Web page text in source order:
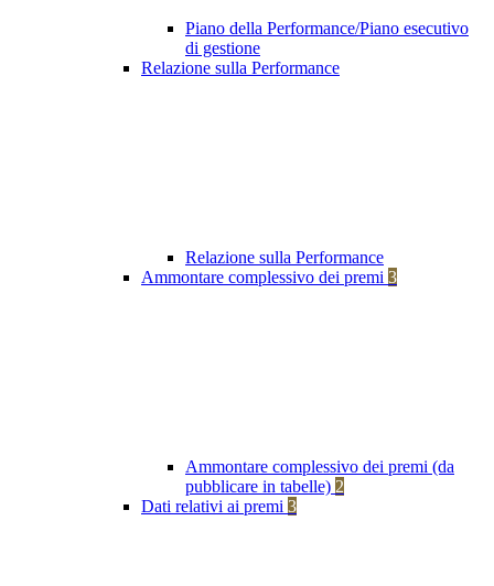
Piano della Performance/Piano esecutivo
di gestione
Relazione sulla Performance
Relazione sulla Performance
Ammontare complessivo dei premi 3
Ammontare complessivo dei premi (da
pubblicare in tabelle) 2
Dati relativi ai premi 3